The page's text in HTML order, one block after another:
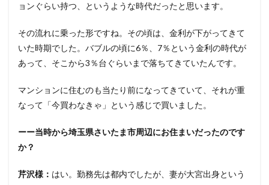
ョンぐらい持つ、というような時代だったと思います。
その流れに乗った形ですね。その頃は、金利が下がってきて
いた時期でした。バブルの頃に6％、7％という金利の時代が
あって、そこから3％台ぐらいまで落ちてきていたんです。
マンションに住むのも当たり前になってきていて、それが重
なって「今買わなきゃ」という感じで買いました。
ーー当時から埼玉県さいたま市周辺にお住まいだったのです
か？
芹沢様： はい。勤務先は都内でしたが、妻が大宮出身という